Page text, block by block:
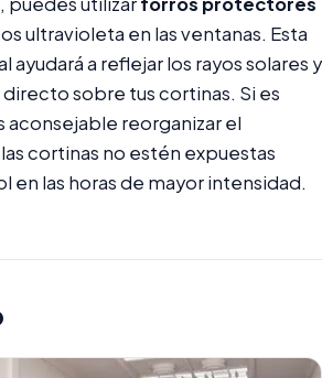
ultravioleta en las ventanas. Esta
a reflejar los rayos solares y
sobre tus cortinas. Si es
reorganizar el
cortinas no estén expuestas
en las horas de mayor intensidad.